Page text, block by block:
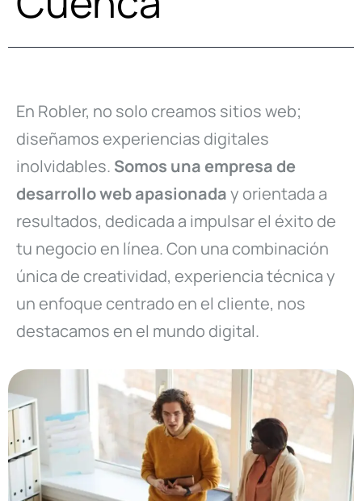
En Robler, no solo creamos sitios web;
diseñamos experiencias digitales
inolvidables. Somos una empresa de
desarrollo web apasionaday orientada a
resultados, dedicada a impulsar el éxito de
tu negocio en línea. Con una combinación
única de creatividad, experiencia técnica y
un enfoque centrado en el cliente, nos
destacamos en el mundo digital.